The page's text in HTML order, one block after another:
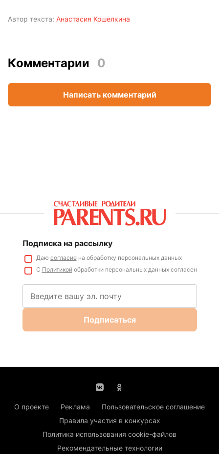
Автор текста: Анастасия Кошелкина
Комментарии 0
Написать комментарий
Подписка на рассылку
Даю согласиена обработку персональных данных
С Политикойобработки персональных данных согласен
Подписаться
О проекте Реклама
Пользовательское соглашение
Правила участия в конкурсах
Политика использования cookie-файлов
Рекомендательные технологии